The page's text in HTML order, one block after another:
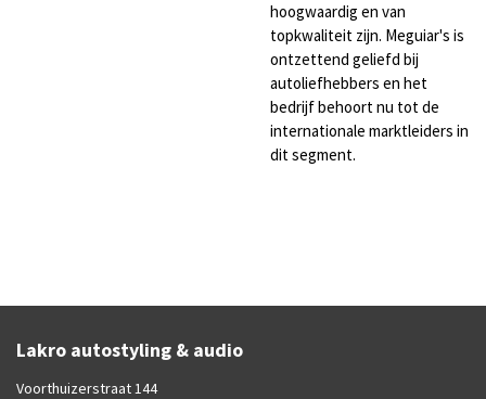
hoogwaardig en van
topkwaliteit zijn. Meguiar's is
ontzettend geliefd bij
autoliefhebbers en het
bedrijf behoort nu tot de
internationale marktleiders in
dit segment.
Lakro autostyling & audio
Voorthuizerstraat 144